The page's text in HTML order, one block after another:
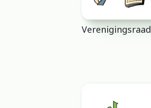
Verenigingsraad